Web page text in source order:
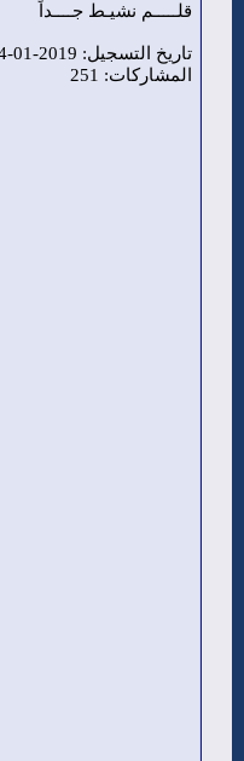
قلـــــم نشيـط جــــداً
تاريخ التسجيل: 2019-01-24
المشاركات: 251